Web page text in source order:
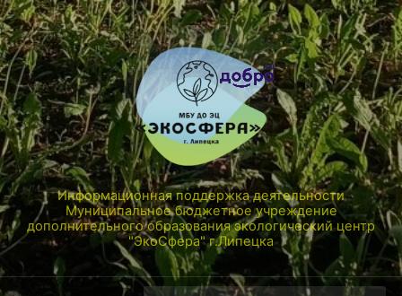
Информационная поддержка деятельности
Муниципальное бюджетное учреждение
дополнительного образования экологический центр
"ЭкоСфера" г.Липецка